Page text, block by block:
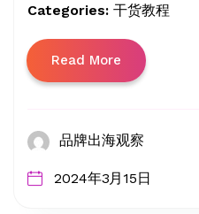
Categories: 干货教程
Read More
品牌出海观察
2024年3月15日